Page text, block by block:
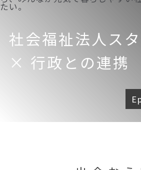
社会福祉法人ス
× 行政との連携